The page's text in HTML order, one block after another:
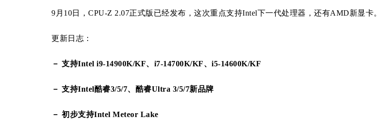
9月10日，CPU-Z 2.07正式版已经发布，这次重点支持Intel下一代处理器，还有AMD新显卡。
更新日志：
－ 支持Intel i9-14900K/KF、i7-14700K/KF、i5-14600K/KF
－ 支持Intel酷睿3/5/7、酷睿Ultra 3/5/7新品牌
－ 初步支持Intel Meteor Lake